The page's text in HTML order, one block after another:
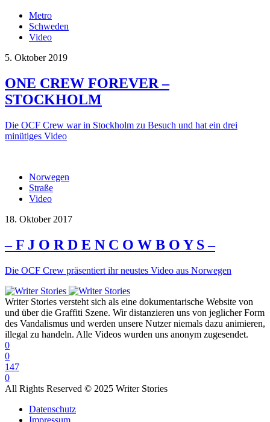
Metro
Schweden
Video
5. Oktober 2019
ONE CREW FOREVER –
STOCKHOLM
Die OCF Crew war in Stockholm zu Besuch und hat ein drei
minütiges Video
Norwegen
Straße
Video
18. Oktober 2017
– F J O R D E N C O W B O Y S –
Die OCF Crew präsentiert ihr neustes Video aus Norwegen
Writer Stories versteht sich als eine dokumentarische Website von
und über die Graffiti Szene. Wir distanzieren uns von jeglicher Form
des Vandalismus und werden unsere Nutzer niemals dazu animieren,
illegal zu handeln. Alle Videos wurden uns anonym zugesendet.
0
0
147
0
All Rights Reserved © 2025 Writer Stories
Datenschutz
Impressum